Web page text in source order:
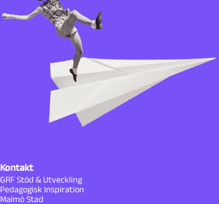
Kontakt
GRF Stöd & Utveckling
Pedagogisk Inspiration
Malmö Stad